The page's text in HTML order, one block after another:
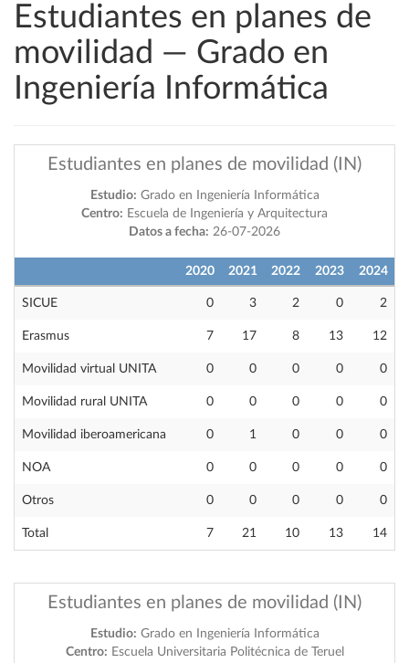
Estudiantes en planes de
movilidad — Grado en
Ingeniería Informática
Estudiantes en planes de movilidad (IN)
Estudio: Grado en Ingeniería Informática
Centro: Escuela de Ingeniería y Arquitectura
Datos a fecha: 26-07-2026
2020 2021 2022 2023 2024
SICUE 0 3 2 0 2
Erasmus 7 17 8 13 12
Movilidad virtual UNITA 0 0 0 0 0
Movilidad rural UNITA 0 0 0 0 0
Movilidad iberoamericana 0 1 0 0 0
NOA 0 0 0 0 0
Otros 0 0 0 0 0
Total 7 21 10 13 14
Estudiantes en planes de movilidad (IN)
Estudio: Grado en Ingeniería Informática
Centro: Escuela Universitaria Politécnica de Teruel